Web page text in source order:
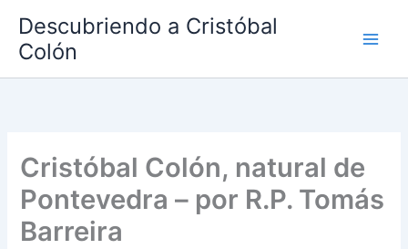
contenido
Descubriendo a Cristóbal
Colón
Cristóbal Colón, natural de
Pontevedra – por R.P. Tomás
Barreira